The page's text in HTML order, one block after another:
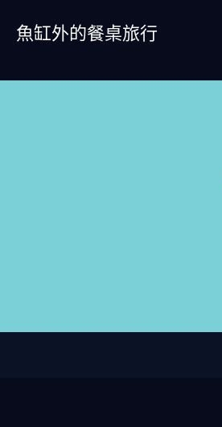
魚缸外的餐桌旅行